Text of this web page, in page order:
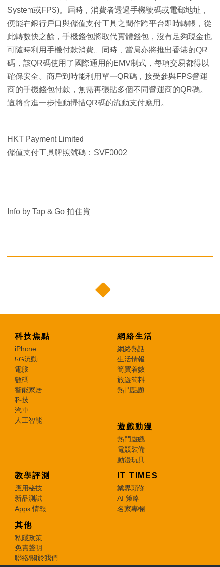
System或FPS)。屆時，消費者透過手機號碼或電郵地址，
便能在銀行戶口與儲值支付工具之間作跨平台即時轉帳，從
此轉數快之餘，手機錢包將取代實體錢包，沒有足夠現金也
可隨時利用手機付款消費。同時，當局亦將推出香港的QR
碼，該QR碼使用了國際通用的EMV制式，每項交易都得以
確保安全。商戶到時能利用單一QR碼，接受參與FPS營運
商的手機錢包付款，無需再張貼多個不同營運商的QR碼。
這將會進一步推動掃描QR碼的流動支付應用。
HKT Payment Limited
儲值支付工具牌照號碼：SVF0002
Info by Tap & Go 拍住賞
科技焦點
iPhone
5G流動
電腦
數碼
智能家居
科技
汽車
人工智能
網絡生活
網絡熱話
生活情報
筍買着數
旅遊筍料
熱門話題
遊戲動漫
熱門遊戲
電競裝備
動漫玩具
教學評測
應用秘技
新品測試
Apps 情報
IT TIMES
業界頭條
AI 策略
名家專欄
其他
私隱政策
免責聲明
聯絡/關於我們